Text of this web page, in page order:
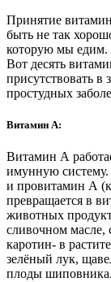
Принятие
быть не так
которую мы едим.
Вот десять
присутствовать
простудных
Витамин А:
Витамин А
имунную
и провитамин А
превращается в
животных
сливочном масле,
каротин- в
зелёный лук,
плоды шиповника.